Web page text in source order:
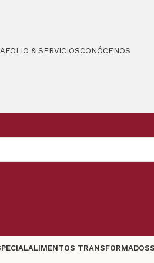
& SERVICIOSCONÓCENOS
ALIMENTOS TRANSFORMADOS